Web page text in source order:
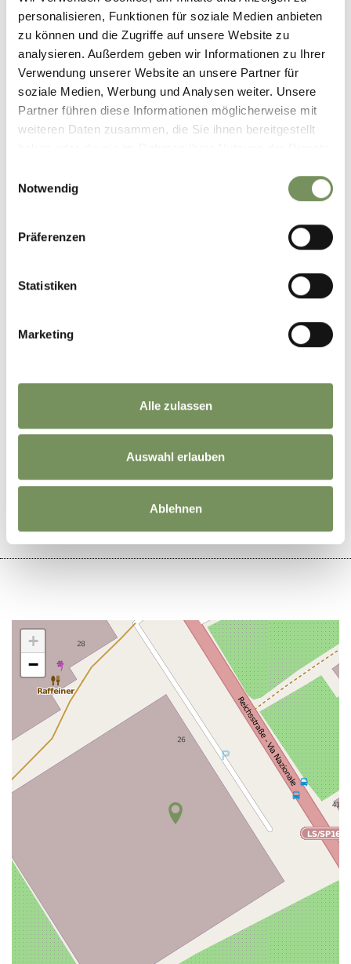
personalisieren, Funktionen für soziale Medien anbieten
zu können und die Zugriffe auf unsere Website zu
analysieren. Außerdem geben wir Informationen zu Ihrer
Verwendung unserer Website an unsere Partner für
soziale Medien, Werbung und Analysen weiter. Unsere
Partner führen diese Informationen möglicherweise mit
weiteren Daten zusammen, die Sie ihnen bereitgestellt
Notwendig
Präferenzen
Statistiken
Marketing
Alle zulassen
Auswahl erlauben
Ablehnen
Saison Öffnungszeiten:12.02.2026 - 31.10.2026
Mo Di Mi Do Fr Sa
So
10:00 - 18:00
Winteröffnungszeiten: 01.11.2026 - 06.01.2027
Orchideenwelt Raffeiner
www.raffeiner.net
WAR DER INHALT FÜR DICH HILFREICH?
JA NEIN
+
−